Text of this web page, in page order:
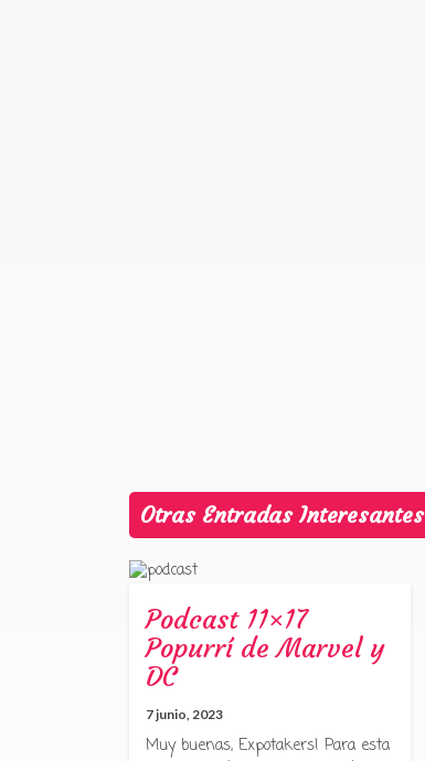
Otras Entradas Interesantes
Podcast 11×17
Popurrí de Marvel y
DC
7 junio, 2023
Muy buenas, Expotakers! Para esta